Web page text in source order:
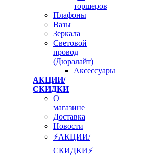
торшеров
Плафоны
Вазы
Зеркала
Световой
провод
(Дюралайт)
Аксессуары
АКЦИИ/
СКИДКИ
О
магазине
Доставка
Новости
⚡АКЦИИ/
СКИДКИ⚡